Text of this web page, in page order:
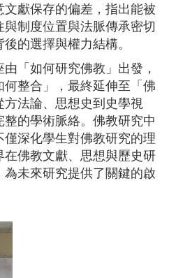
獻保存的偏差，指出能被
制度位置與法脈傳承密切
的選擇與權力結構。
「如何研究佛教」出發，
整合」，最終延伸至「佛
法論、思想史到史學視
的學術脈絡。佛教研究中
深化學生對佛教研究的理
佛教文獻、思想與歷史研
未來研究提供了關鍵的啟